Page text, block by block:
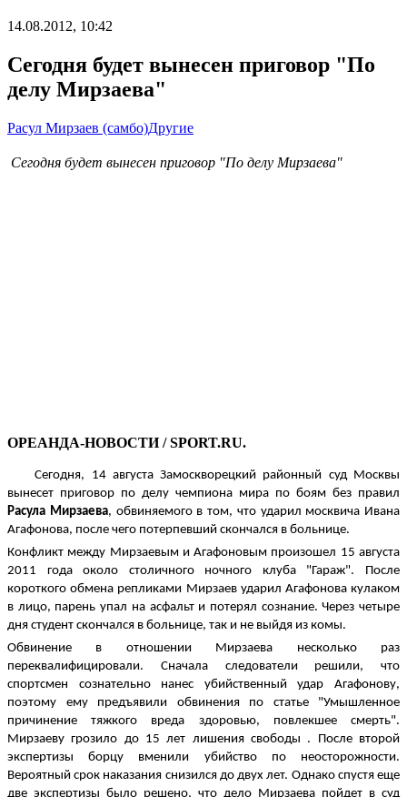
14.08.2012, 10:42
Сегодня будет вынесен приговор "По
делу Мирзаева"
Расул Мирзаев (самбо)Другие
Сегодня будет вынесен приговор "По делу Мирзаева"
ОРЕАНДА-НОВОСТИ / SPORT.RU.
Сегодня, 14 августа Замоскворецкий районный суд Москвы
вынесет приговор по делу чемпиона мира по боям без правил
Расула Мирзаева, обвиняемого в том, что ударил москвича Ивана
Агафонова, после чего потерпевший скончался в больнице.
Конфликт между Мирзаевым и Агафоновым произошел 15 августа
2011 года около столичного ночного клуба "Гараж". После
короткого обмена репликами Мирзаев ударил Агафонова кулаком
в лицо, парень упал на асфальт и потерял сознание. Через четыре
дня студент скончался в больнице, так и не выйдя из комы.
Обвинение в отношении Мирзаева несколько раз
переквалифицировали. Сначала следователи решили, что
спортсмен сознательно нанес убийственный удар Агафонову,
поэтому ему предъявили обвинения по статье "Умышленное
причинение тяжкого вреда здоровью, повлекшее смерть".
Мирзаеву грозило до 15 лет лишениясвободы . После второй
экспертизы борцу вменили убийство по неосторожности.
Вероятный срок наказания снизился до двух лет. Однако спустя еще
две экспертизы было решено, что дело Мирзаева пойдет в суд